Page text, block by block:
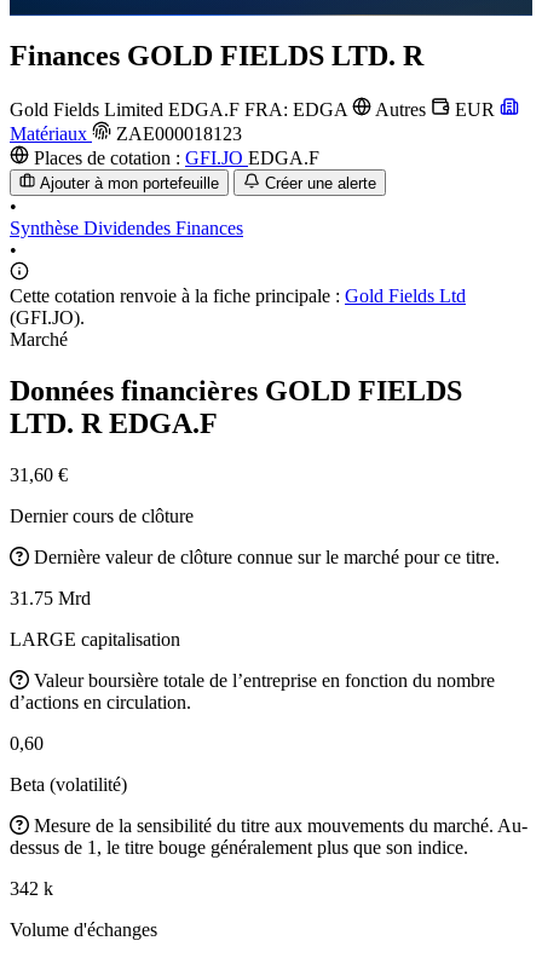
Finances GOLD FIELDS LTD. R
Gold Fields Limited EDGA.F FRA: EDGA Autres
EUR
Matériaux
ZAE000018123
Places de cotation : GFI.JO EDGA.F
Ajouter à mon portefeuille Créer une alerte
•
Synthèse Dividendes Finances
•
Cette cotation renvoie à la fiche principale : Gold Fields Ltd
(GFI.JO).
Marché
Données financières GOLD FIELDS
LTD. R EDGA.F
31,60 €
Dernier cours de clôture
Dernière valeur de clôture connue sur le marché pour ce titre.
31.75 Mrd
LARGE capitalisation
Valeur boursière totale de l’entreprise en fonction du nombre
d’actions en circulation.
0,60
Beta (volatilité)
Mesure de la sensibilité du titre aux mouvements du marché. Au-
dessus de 1, le titre bouge généralement plus que son indice.
342 k
Volume d'échanges